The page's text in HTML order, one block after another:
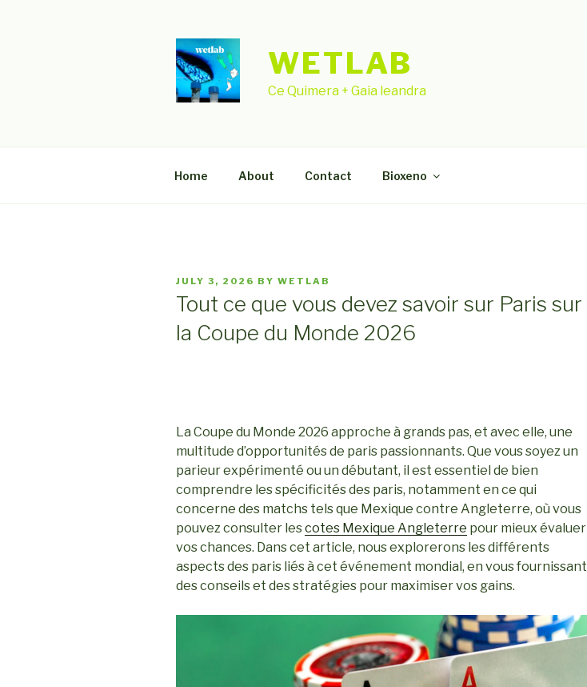
WETLAB
Ce Quimera + Gaia leandra
Home About Contact Bioxeno
POSTED
ON
JULY 3, 2026 BY WETLAB
Tout ce que vous devez savoir sur Paris sur
la Coupe du Monde 2026
La Coupe du Monde 2026 approche à grands pas, et avec elle, une
multitude d’opportunités de paris passionnants. Que vous soyez un
parieur expérimenté ou un débutant, il est essentiel de bien
comprendre les spécificités des paris, notamment en ce qui
concerne des matchs tels que Mexique contre Angleterre, où vous
pouvez consulter lescotes Mexique Angleterre pour mieux évaluer
vos chances. Dans cet article, nous explorerons les différents
aspects des paris liés à cet événement mondial, en vous fournissant
des conseils et des stratégies pour maximiser vos gains.